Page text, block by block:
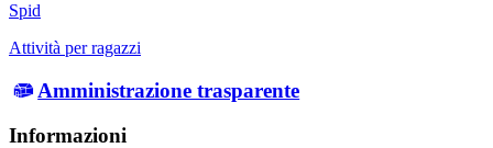
Spid
Attività per ragazzi
Amministrazione trasparente
Informazioni